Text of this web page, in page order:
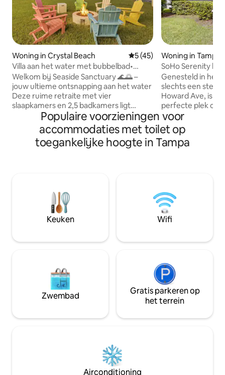
Woning in Crystal Beach Gemiddelde beoordeling
5 (45)
Villa aan het water met bubbelbad•
Speelkamer•Kajaks•Fietsen
Welkom bij Seaside Sanctuary 🌊🌅 –
jouw ultieme ontsnapping aan het water
Deze ruime retraite met vier
slaapkamers en 2,5 badkamers ligt
verscholen in het charmante Crystal
Beach en combineert luxe, comfort en
kustplezier. Ga kajakken vanaf je directe
Intracoastal-toegang, geniet van
familiereünies, uitjes met je beste
vriendin, bruiloftsweekends of gewoon
omdat je een uitje aan zee verdient!
Woning in Tampa
SoHo Serenity by
en bubbelbad
Genesteld in het
slechts een
Howard Ave, is
perfecte plek om
wat South
ongelooflijke
badkamers
zonovergoten
levendige wijk
Bayshore Blvd of
Tampa te
Populaire voorzieningen voor
accommodaties met toilet op
toegankelijke hoogte in Tampa
Keuken Wifi
Zwembad
Gratis parkeren op
het terrein
Airconditioning